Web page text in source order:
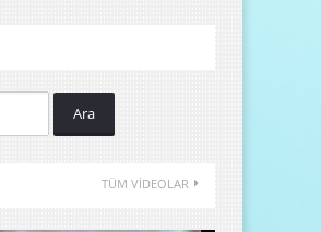
Hayrani ALTINDAŞ